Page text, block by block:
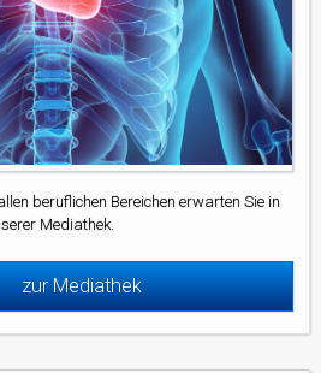
beruflichen Bereichen erwarten Sie in
Mediathek.
zur Mediathek